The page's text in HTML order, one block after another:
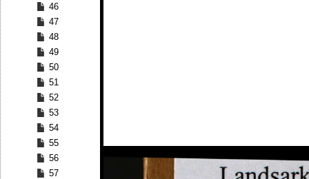
46
47
48
49
50
51
52
53
54
55
56
57